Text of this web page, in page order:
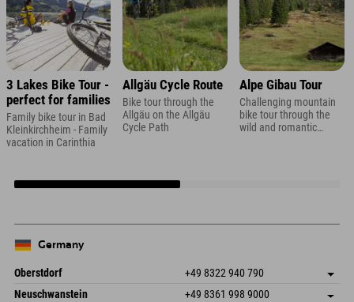
3 Lakes Bike Tour -
perfect for families
Family bike tour in Bad
Kleinkirchheim - Family
vacation in Carinthia
Allgäu Cycle Route
Bike tour through the
Allgäu on the Allgäu
Cycle Path
Alpe Gibau Tour
Challenging mountain
bike tour through the
wild and romantic
Germany
Oberstdorf +49 8322 940 790
An der Breitach 3
save address
Neuschwanstein +49 8361 998 9000